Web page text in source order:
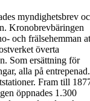
myndighetsbrev
Kronobrevbäringen
och frälsehemman
överta
Som ersättning för
alla på entrepenad.
Fram till
öppnades 1.300